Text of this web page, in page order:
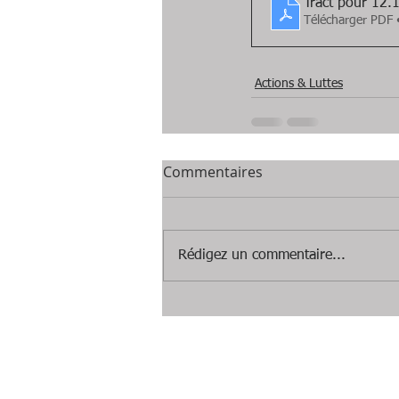
Tract pour
Télécharger PDF
Actions & Luttes
Commentaires
Rédigez un commentaire...